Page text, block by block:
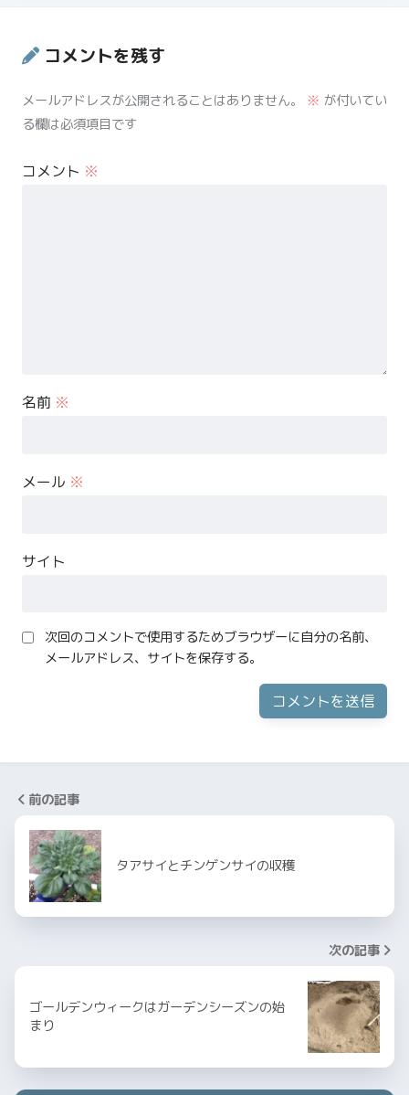
コメントを残す
メールアドレスが公開されることはありません。 ※ が付いてい
る欄は必須項目です
コメント ※
名前 ※
メール ※
サイト
次回のコメントで使用するためブラウザーに自分の名前、
メールアドレス、サイトを保存する。
前の記事
タアサイとチンゲンサイの収穫
次の記事
ゴールデンウィークはガーデンシーズンの始
まり